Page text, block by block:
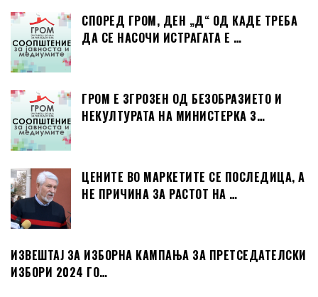
СПОРЕД ГРОМ, ДЕН „Д“ ОД КАДЕ ТРЕБА
ДА СЕ НАСОЧИ ИСТРАГАТА Е …
ГРОМ Е ЗГРОЗЕН ОД БЕЗОБРАЗИЕТО И
НЕКУЛТУРАТА НА МИНИСТЕРКА З…
ЦЕНИТЕ ВО МАРКЕТИТЕ СЕ ПОСЛЕДИЦА, А
НЕ ПРИЧИНА ЗА РАСТОТ НА …
ИЗВЕШТАЈ ЗА ИЗБОРНА КАМПАЊА ЗА ПРЕТСЕДАТЕЛСКИ
ИЗБОРИ 2024 ГО…